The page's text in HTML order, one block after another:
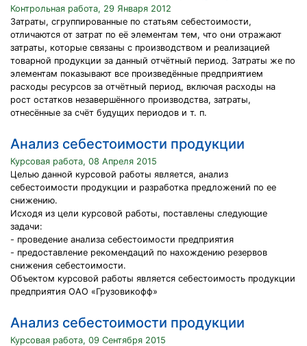
Контрольная работа, 29 Января 2012
Затраты, сгруппированные по статьям себестоимости,
отличаются от затрат по её элементам тем, что они отражают
затраты, которые связаны с производством и реализацией
товарной продукции за данный отчётный период. Затраты же по
элементам показывают все произведённые предприятием
расходы ресурсов за отчётный период, включая расходы на
рост остатков незавершённого производства, затраты,
отнесённые за счёт будущих периодов и т. п.
Анализ себестоимости продукции
Курсовая работа, 08 Апреля 2015
Целью данной курсовой работы является, анализ
себестоимости продукции и разработка предложений по ее
снижению.
Исходя из цели курсовой работы, поставлены следующие
задачи:
- проведение анализа себестоимости предприятия
- предоставление рекомендаций по нахождению резервов
снижения себестоимости.
Объектом курсовой работы является себестоимость продукции
предприятия ОАО «Грузовикофф»
Анализ себестоимости продукции
Курсовая работа, 09 Сентября 2015